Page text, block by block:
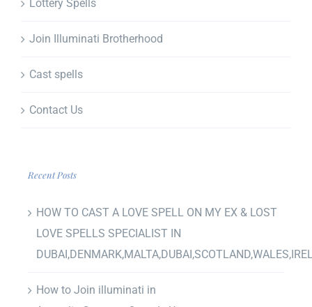
Lottery Spells
Join Illuminati Brotherhood
Cast spells
Contact Us
Recent Posts
HOW TO CAST A LOVE SPELL ON MY EX & LOST
LOVE SPELLS SPECIALIST IN
How to Join illuminati in